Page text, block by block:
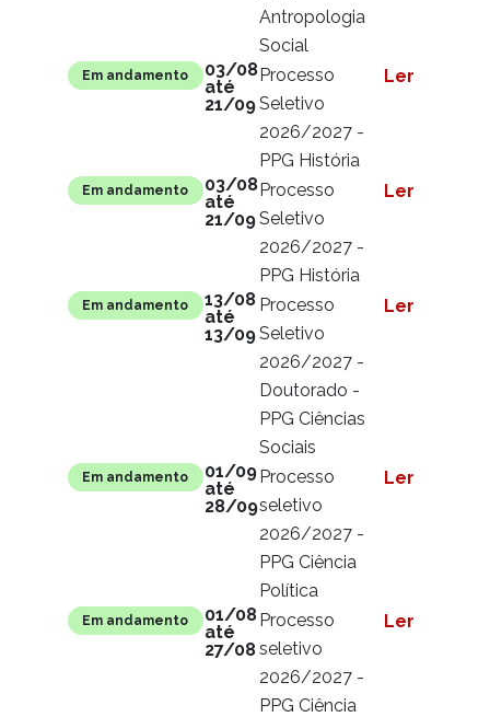
Antropologia
Social
Em andamento
03/08
até
21/09
Processo
Seletivo
2026/2027 -
PPG História
Ler mais
Em andamento
03/08
até
21/09
Processo
Seletivo
2026/2027 -
PPG História
Ler mais
Em andamento
13/08
até
13/09
Processo
Seletivo
2026/2027 -
Doutorado -
PPG Ciências
Sociais
Ler mais
Em andamento
01/09
até
28/09
Processo
seletivo
2026/2027 -
PPG Ciência
Política
Ler mais
Em andamento
01/08
até
27/08
Processo
seletivo
2026/2027 -
PPG Ciência
Ler mais